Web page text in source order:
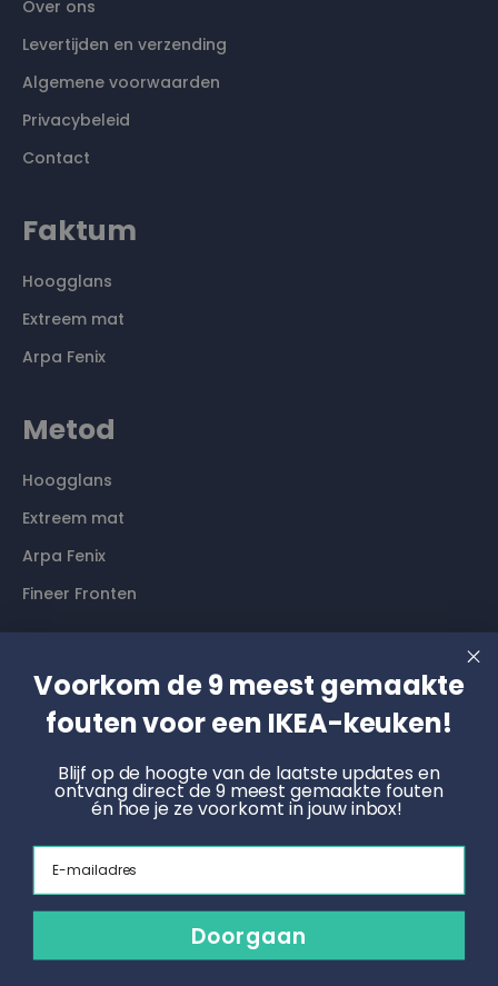
Over ons
Levertijden en verzending
Algemene voorwaarden
Privacybeleid
Contact
Faktum
Hoogglans
Extreem mat
Arpa Fenix
Metod
Hoogglans
Extreem mat
Arpa Fenix
Fineer Fronten
Contact
Langs komen? Graag even een afspraak maken. Dan
Boek een online afspraak
KNOET
Radonstraat 4, 7031 GT Wehl
info@keukenfronten.com
Voorkom de 9 meest gemaakte
fouten voor een IKEA-keuken!
Blijf op de hoogte van de laatste updates en
ontvang direct de 9 meest gemaakte fouten
én hoe je ze voorkomt in jouw inbox!
Doorgaan